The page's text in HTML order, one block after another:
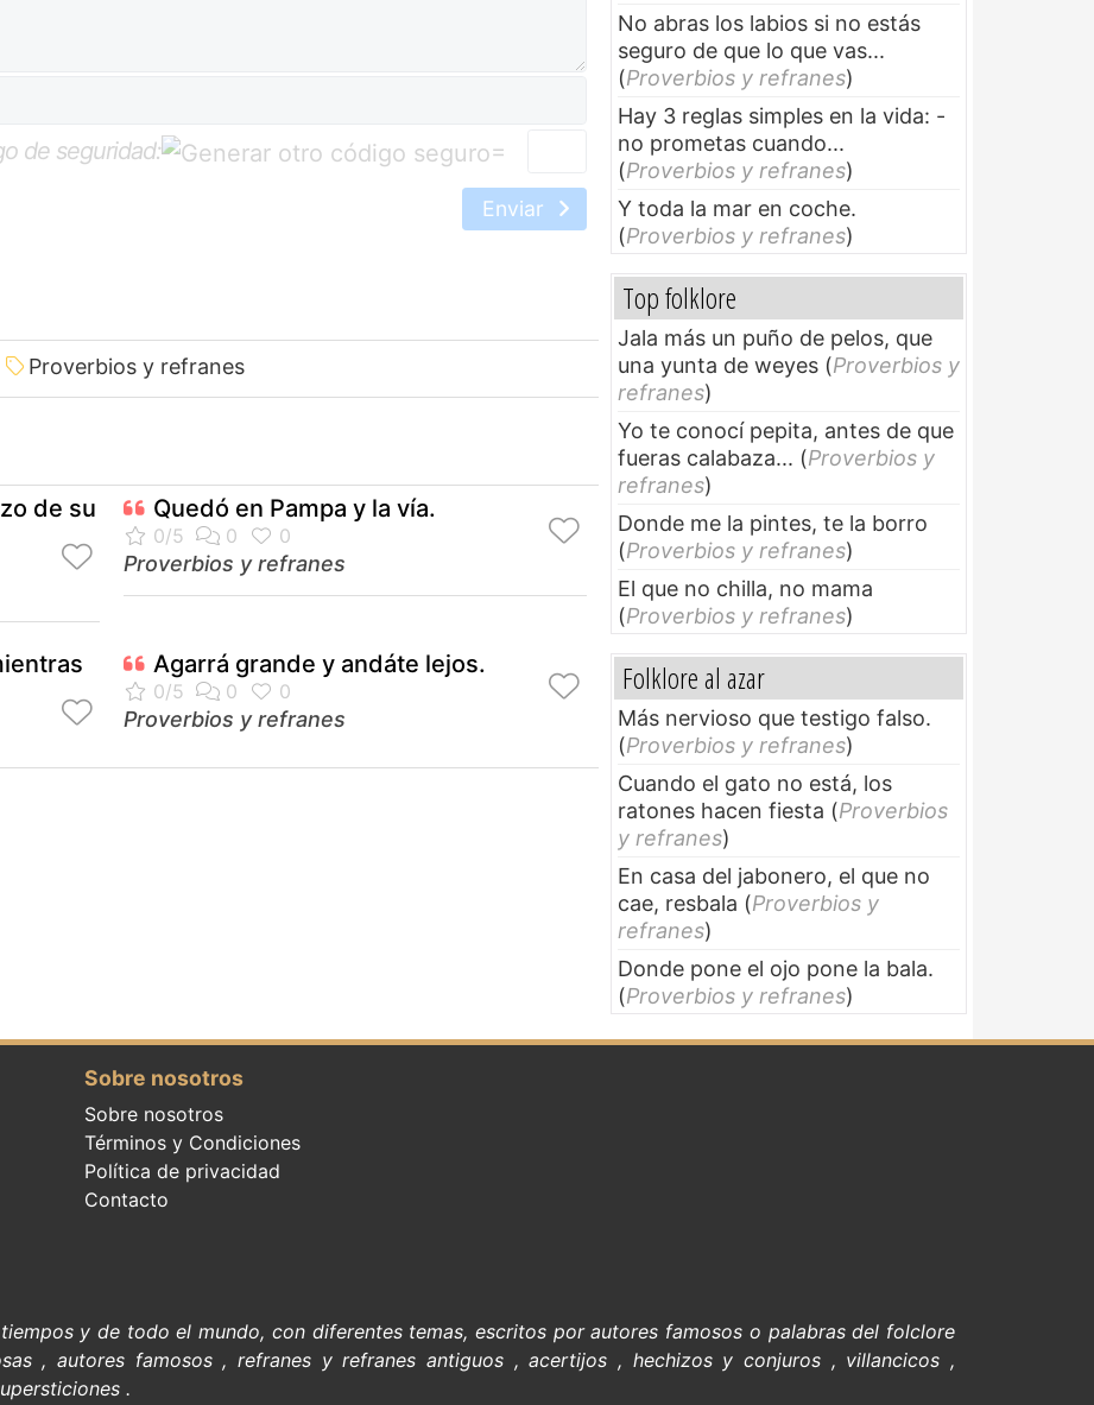
de seguridad: =
Enviar
Proverbios y refranes
de su
Quedó en Pampa y la vía.
Proverbios y refranes
Agarrá grande y andáte lejos.
Proverbios y refranes
No abras los labios si no estás
seguro de que lo que vas...
(Proverbios y refranes)
Hay 3 reglas simples en la vida: -
no prometas cuando...
(Proverbios y refranes)
Y toda la mar en coche.
(Proverbios y refranes)
Top folklore
Jala más un puño de pelos, que
una yunta de weyes (Proverbios y
refranes)
Yo te conocí pepita, antes de que
fueras calabaza... (Proverbios y
refranes)
Donde me la pintes, te la borro
(Proverbios y refranes)
El que no chilla, no mama
(Proverbios y refranes)
Folklore al azar
Más nervioso que testigo falso.
(Proverbios y refranes)
Cuando el gato no está, los
ratones hacen fiesta (Proverbios
y refranes)
En casa del jabonero, el que no
cae, resbala (Proverbios y
refranes)
Donde pone el ojo pone la bala.
(Proverbios y refranes)
Sobre nosotros
Sobre nosotros
Términos y Condiciones
Política de privacidad
Contacto
y de todo el mundo, con diferentes temas, escritos porautores famosos o palabras del folclore
,autores famosos,refranes y refranes antiguos ,acertijos , hechizos y conjuros , villancicos ,
.